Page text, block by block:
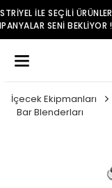
ELMAS
İçecek Ekipmanları
Bar Blenderları